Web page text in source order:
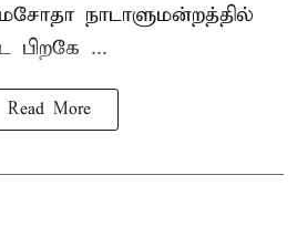
நாடாளுமன்றத்தில்
பிறகே ...
Read More